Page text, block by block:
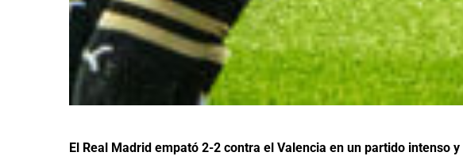
El Real Madrid empató 2-2 contra el Valencia en un partido intenso